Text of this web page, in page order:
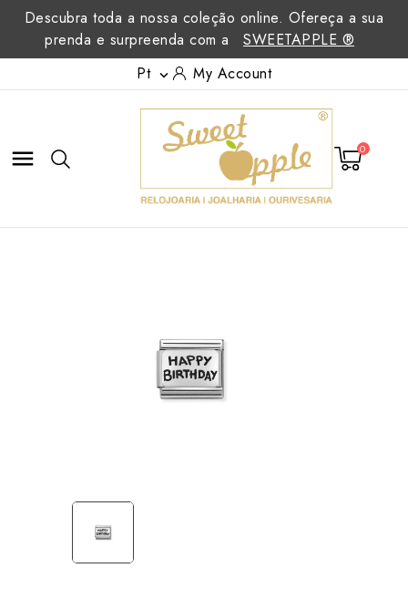
Descubra toda a nossa coleção online. Ofereça a sua
prenda e surpreenda com a
SWEETAPPLE ®
Pt  My Account
 0